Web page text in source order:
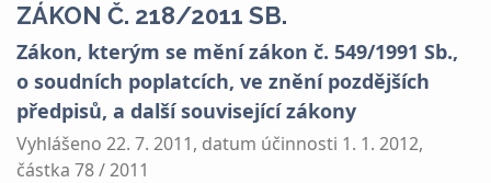
ZÁKON Č. 218/2011 SB.
Zákon, kterým se mění zákon č. 549/1991 Sb.,
o soudních poplatcích, ve znění pozdějších
předpisů, a další související zákony
Vyhlášeno 22. 7. 2011, datum účinnosti 1. 1. 2012,
částka 78 / 2011